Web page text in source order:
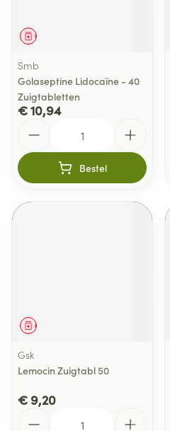
Geneesmiddel
Smb
Golaseptine Lidocaïne - 40
Zuigtabletten
€ 10,94
Bestel
Geneesmiddel
Gsk
Lemocin Zuigtabl 50
€ 9,20